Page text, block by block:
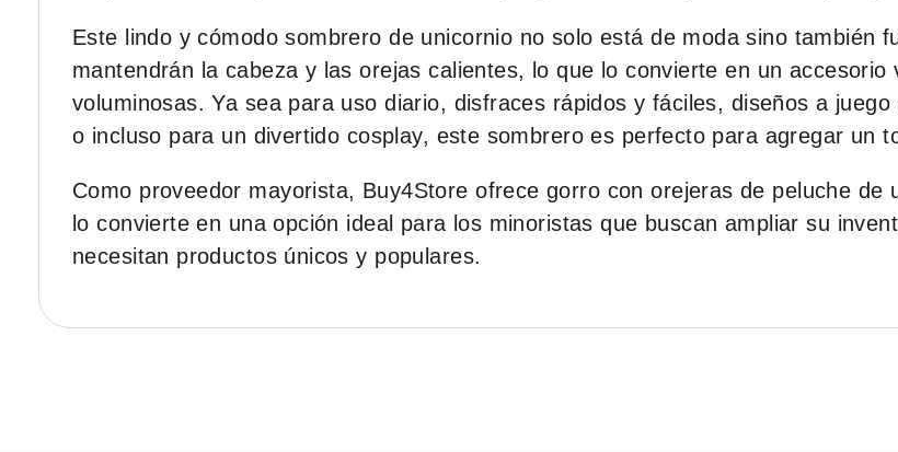
Este lindo y cómodo sombrero de unicornio no solo está de moda sino también
mantendrán la cabeza y las orejas calientes, lo que lo convierte en un
voluminosas. Ya sea para uso diario, disfraces rápidos y fáciles, diseños a
o incluso para un divertido cosplay, este sombrero es perfecto para agregar un
Como proveedor mayorista, Buy4Store ofrece gorro con orejeras de peluche
lo convierte en una opción ideal para los minoristas que buscan ampliar su
necesitan productos únicos y populares.